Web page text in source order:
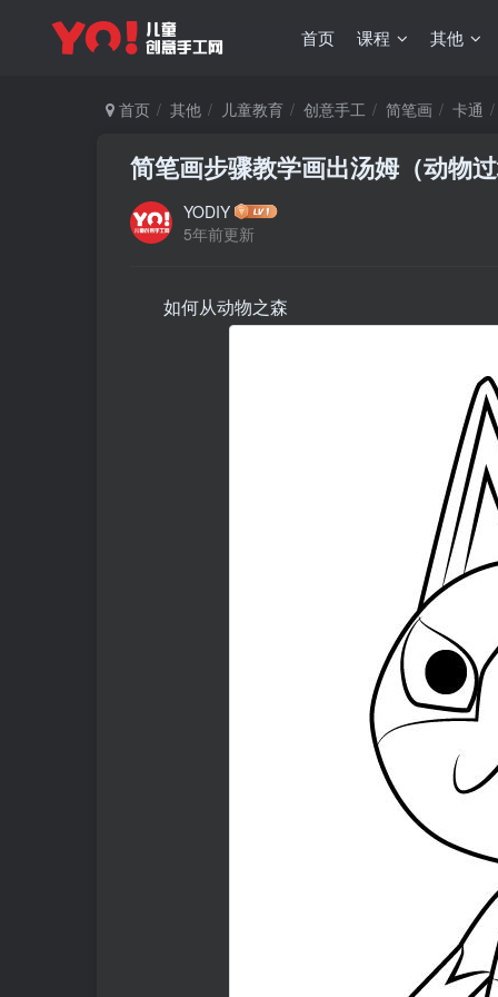
首页 课程 其他
首页 其他 儿童教育 创意手工 简笔画 卡通
简笔画步骤教学画出汤姆（动物
YODIY
5年前更新
如何从动物之森